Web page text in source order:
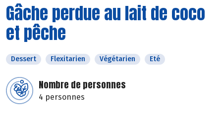
Gâche perdue au lait de coco
et pêche
Dessert Flexitarien Végétarien Eté
Nombre de personnes
4 personnes